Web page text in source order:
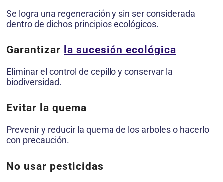
Se logra una regeneración y sin ser considerada
dentro de dichos principios ecológicos.
Garantizar la sucesión ecológica
Eliminar el control de cepillo y conservar la
biodiversidad.
Evitar la quema
Prevenir y reducir la quema de los arboles o hacerlo
con precaución.
No usar pesticidas